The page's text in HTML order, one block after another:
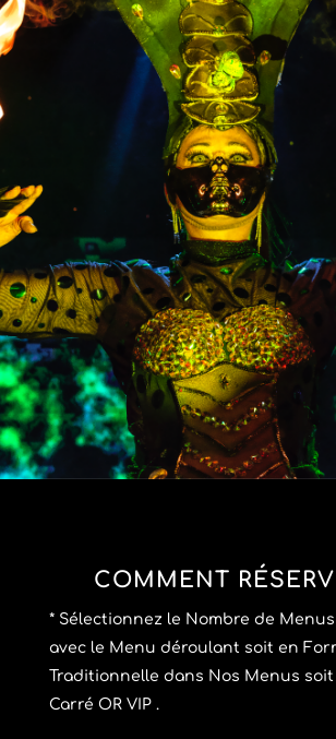
COMMENT
* Sélectionnez le Nombre de
avec le Menu déroulant soit en
Traditionnelle dans Nos Menus
Carré OR VIP .